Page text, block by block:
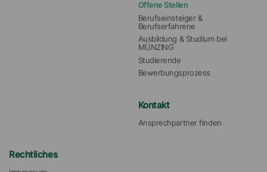
Offene Stellen
Berufseinsteiger &
Berufserfahrene
Ausbildung & Studium bei
MÜNZING
Studierende
Bewerbungsprozess
Kontakt
Ansprechpartner finden
Rechtliches